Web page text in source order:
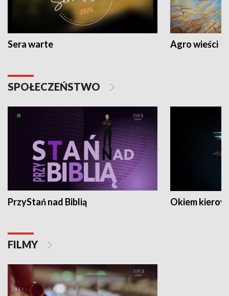
Sera warte Agro wieści
SPOŁECZEŃSTWO
PrzyStań nad Biblią Okiem
FILMY